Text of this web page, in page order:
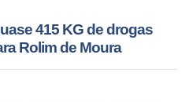
415 KG de drogas
Rolim de Moura